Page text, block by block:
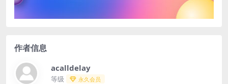
作者信息
acalldelay
等级 永久会员